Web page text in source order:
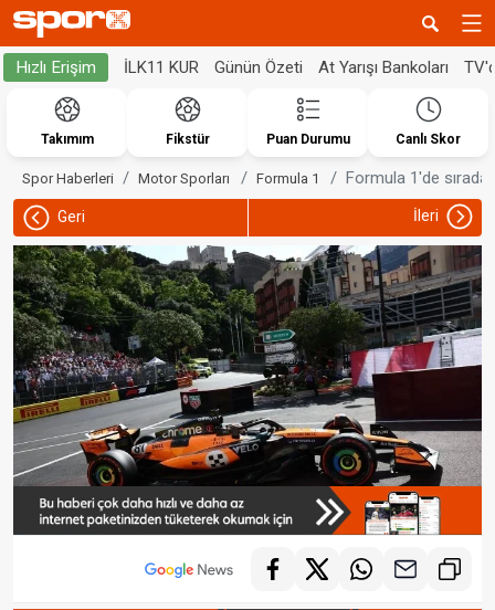
Hızlı Erişim İLK11 KUR Günün Özeti At Yarışı Bankoları
Takımım Fikstür Puan Durumu Canlı Skor
Spor Haberleri Motor Sporları Formula 1 Formula 1'de
Geri İleri